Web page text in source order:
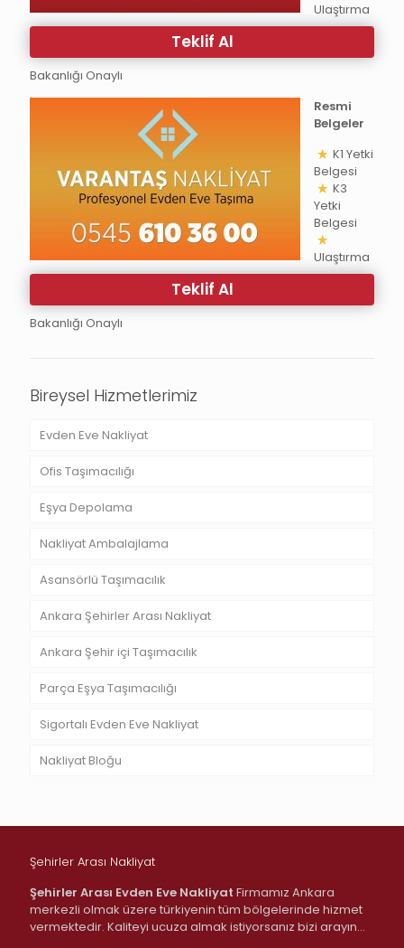
Teklif Al
Ulaştırma
Bakanlığı Onaylı
Teklif Al
Resmi
Belgeler
K1 Yetki
Belgesi
K3
Yetki
Belgesi
Ulaştırma
Bakanlığı Onaylı
Bireysel Hizmetlerimiz
Evden Eve Nakliyat
Ofis Taşımacılığı
Eşya Depolama
Nakliyat Ambalajlama
Asansörlü Taşımacılık
Ankara Şehirler Arası Nakliyat
Ankara Şehir içi Taşımacılık
Parça Eşya Taşımacılığı
Sigortalı Evden Eve Nakliyat
Nakliyat Bloğu
Şehirler Arası Nakliyat
Şehirler Arası Evden Eve Nakliyat Firmamız Ankara
merkezli olmak üzere türkiyenin tüm bölgelerinde hizmet
vermektedir. Kaliteyi ucuza almak istiyorsanız bizi arayın…